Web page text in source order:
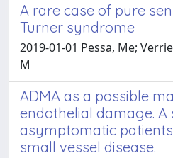
A rare case of pure
Turner syndrome
2019-01-01 Pessa, Me;
M
ADMA as a possible
endothelial damage.
asymptomatic
small vessel disease.